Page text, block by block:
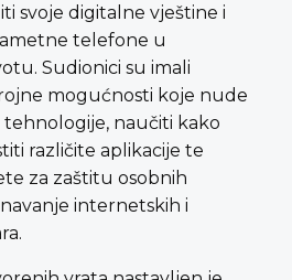
svoje digitalne vještine i
telefone u
Sudionici su imali
mogućnosti koje nude
naučiti kako
različite aplikacije te
za zaštitu osobnih
internetskih i